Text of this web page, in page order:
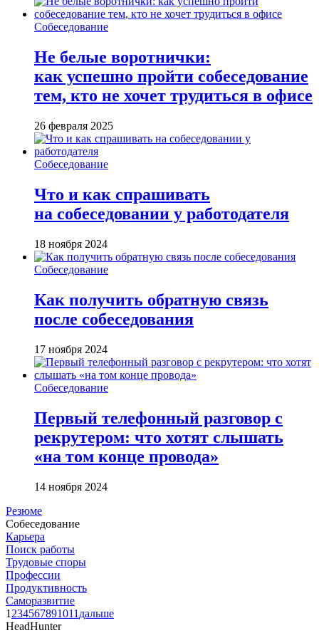
Собеседование
Не белые воротнички:
как успешно пройти собеседование
тем, кто не хочет трудиться в офисе
26 февраля 2025
Собеседование
Что и как спрашивать
на собеседовании у работодателя
18 ноября 2024
Собеседование
Как получить обратную связь
после собеседования
17 ноября 2024
Собеседование
Первый телефонный разговор с
рекрутером: что хотят слышать
«на том конце провода»
14 ноября 2024
Резюме
Собеседование
Карьера
Поиск работы
Трудовые споры
Профессии
Продуктивность
Саморазвитие
1 234567891011 дальше
HeadHunter